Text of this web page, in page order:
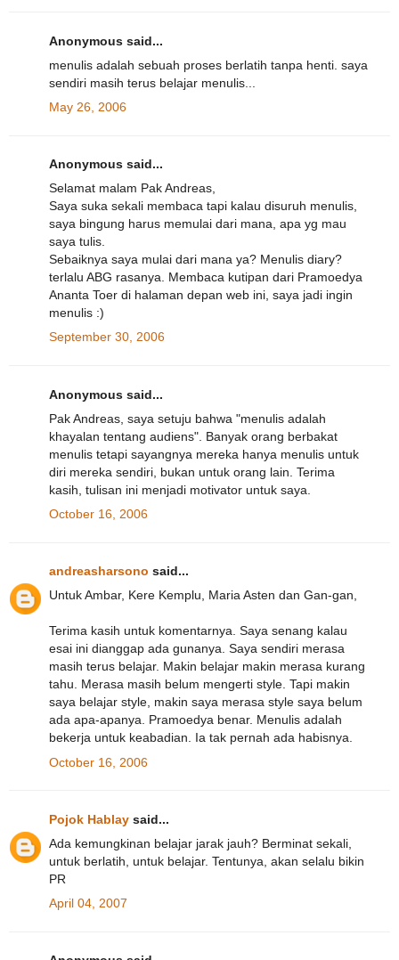
Anonymous said...
menulis adalah sebuah proses berlatih tanpa henti. saya
sendiri masih terus belajar menulis...
May 26, 2006
Anonymous said...
Selamat malam Pak Andreas,
Saya suka sekali membaca tapi kalau disuruh menulis,
saya bingung harus memulai dari mana, apa yg mau
saya tulis.
Sebaiknya saya mulai dari mana ya? Menulis diary?
terlalu ABG rasanya. Membaca kutipan dari Pramoedya
Ananta Toer di halaman depan web ini, saya jadi ingin
menulis :)
September 30, 2006
Anonymous said...
Pak Andreas, saya setuju bahwa "menulis adalah
khayalan tentang audiens". Banyak orang berbakat
menulis tetapi sayangnya mereka hanya menulis untuk
diri mereka sendiri, bukan untuk orang lain. Terima
kasih, tulisan ini menjadi motivator untuk saya.
October 16, 2006
andreasharsono said...
Untuk Ambar, Kere Kemplu, Maria Asten dan Gan-gan,
Terima kasih untuk komentarnya. Saya senang kalau
esai ini dianggap ada gunanya. Saya sendiri merasa
masih terus belajar. Makin belajar makin merasa kurang
tahu. Merasa masih belum mengerti style. Tapi makin
saya belajar style, makin saya merasa style saya belum
ada apa-apanya. Pramoedya benar. Menulis adalah
bekerja untuk keabadian. Ia tak pernah ada habisnya.
October 16, 2006
Pojok Hablay said...
Ada kemungkinan belajar jarak jauh? Berminat sekali,
untuk berlatih, untuk belajar. Tentunya, akan selalu bikin
PR
April 04, 2007